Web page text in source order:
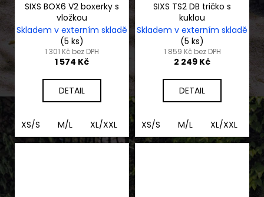
SIXS BOX6 V2 boxerky s
vložkou
Skladem v externím skladě
(5 ks)
1 301 Kč bez DPH
1 574 Kč
DETAIL
XS/S M/L XL/XXL 3XL/4XL
SIXS TS2 DB tričko s
kuklou
Skladem v externím skladě
(5 ks)
1 859 Kč bez DPH
2 249 Kč
DETAIL
XS/S M/L XL/XXL